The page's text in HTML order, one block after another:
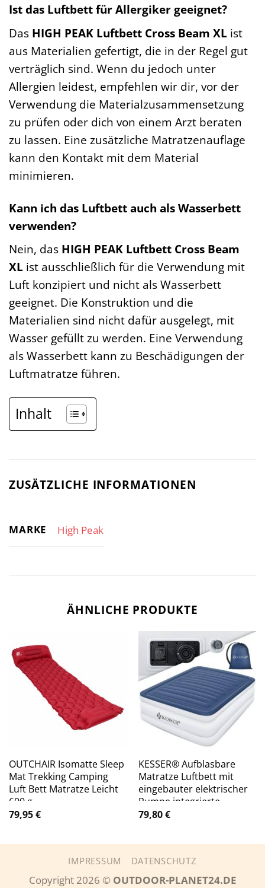
Ist das Luftbett für Allergiker geeignet?
Das HIGH PEAK Luftbett Cross Beam XL ist
aus Materialien gefertigt, die in der Regel gut
verträglich sind. Wenn du jedoch unter
Allergien leidest, empfehlen wir dir, vor der
Verwendung die Materialzusammensetzung
zu prüfen oder dich von einem Arzt beraten
zu lassen. Eine zusätzliche Matratzenauflage
kann den Kontakt mit dem Material
minimieren.
Kann ich das Luftbett auch als Wasserbett
verwenden?
Nein, das HIGH PEAK Luftbett Cross Beam
XL ist ausschließlich für die Verwendung mit
Luft konzipiert und nicht als Wasserbett
geeignet. Die Konstruktion und die
Materialien sind nicht dafür ausgelegt, mit
Wasser gefüllt zu werden. Eine Verwendung
als Wasserbett kann zu Beschädigungen der
Luftmatratze führen.
Inhalt
ZUSÄTZLICHE INFORMATIONEN
MARKE High Peak
ÄHNLICHE PRODUKTE
OUTCHAIR Isomatte Sleep
Mat Trekking Camping
Luft Bett Matratze Leicht
600 g
79,95€
KESSER® Aufblasbare
Matratze Luftbett mit
eingebauter elektrischer
Pumpe integrierte
erhöhte aufblasbare
79,80€
IMPRESSUM DATENSCHUTZ
Copyright 2026 © OUTDOOR-PLANET24.DE